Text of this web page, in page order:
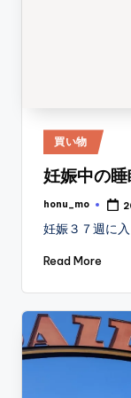
Posted
in
買い物
妊娠中の
Posted
honu_mo
妊娠３７週に
Read More